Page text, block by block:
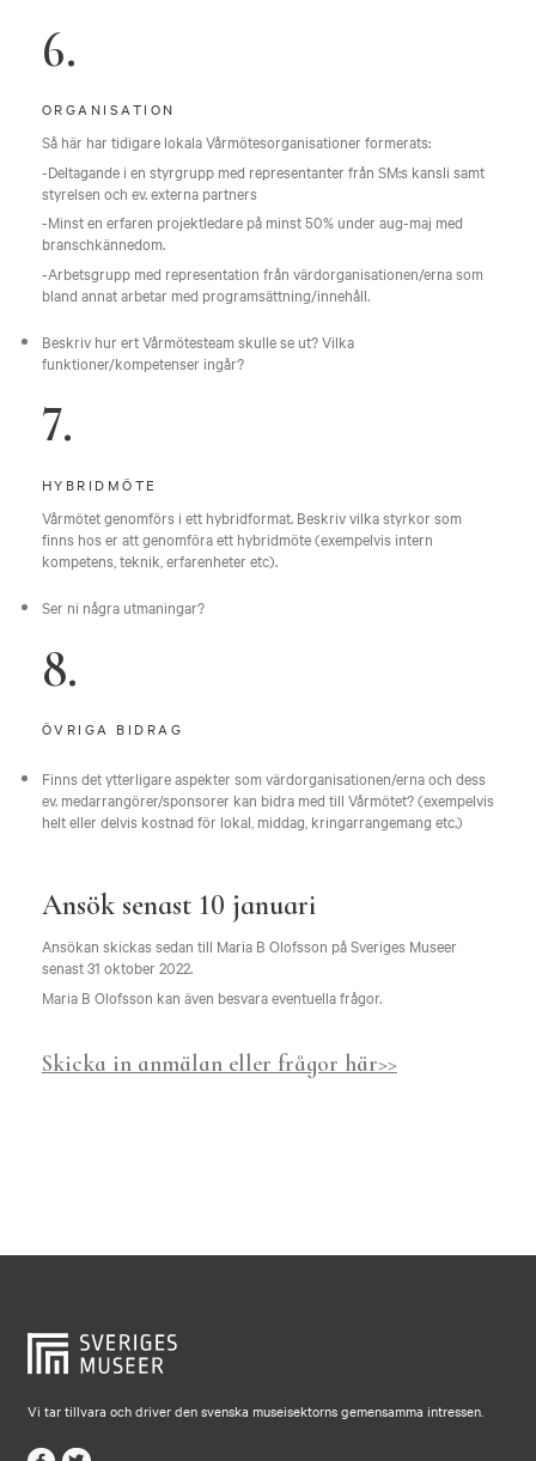
6.
ORGANISATION
Så här har tidigare lokala Vårmötesorganisationer formerats:
-Deltagande i en styrgrupp med representanter från SM:s kansli samt
styrelsen och ev. externa partners
-Minst en erfaren projektledare på minst 50% under aug-maj med
branschkännedom.
-Arbetsgrupp med representation från värdorganisationen/erna som
bland annat arbetar med programsättning/innehåll.
Beskriv hur ert Vårmötesteam skulle se ut? Vilka
funktioner/kompetenser ingår?
7.
HYBRIDMÖTE
Vårmötet genomförs i ett hybridformat. Beskriv vilka styrkor som
finns hos er att genomföra ett hybridmöte (exempelvis intern
kompetens, teknik, erfarenheter etc).
Ser ni några utmaningar?
8.
ÖVRIGA BIDRAG
Finns det ytterligare aspekter som värdorganisationen/erna och dess
ev. medarrangörer/sponsorer kan bidra med till Vårmötet? (exempelvis
helt eller delvis kostnad för lokal, middag, kringarrangemang etc.)
Ansök senast 10 januari
Ansökan skickas sedan till Maria B Olofsson på Sveriges Museer
senast 31 oktober 2022.
Maria B Olofsson kan även besvara eventuella frågor.
Skicka in anmälan eller frågor här>>
Vi tar tillvara och driver den svenska museisektorns gemensamma intressen.